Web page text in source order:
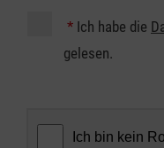
* Ich habe die
gelesen.